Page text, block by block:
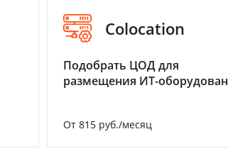
Colocation
Подобрать ЦОД для
размещения ИТ-
От 815 руб./месяц